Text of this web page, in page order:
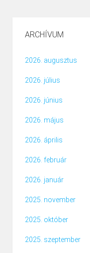
ARCHÍVUM
2026. augusztus
2026. július
2026. június
2026. május
2026. április
2026. február
2026. január
2025. november
2025. október
2025. szeptember